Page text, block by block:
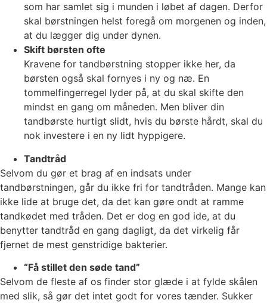
som har samlet sig i munden i løbet af dagen. Derfor
skal børstningen helst foregå om morgenen og inden,
at du lægger dig under dynen.
Skift børsten ofte
Kravene for tandbørstning stopper ikke her, da
børsten også skal fornyes i ny og næ. En
tommelfingerregel lyder på, at du skal skifte den
mindst en gang om måneden. Men bliver din
tandbørste hurtigt slidt, hvis du børste hårdt, skal du
nok investere i en ny lidt hyppigere.
Tandtråd
Selvom du gør et brag af en indsats under
tandbørstningen, går du ikke fri for tandtråden. Mange kan
ikke lide at bruge det, da det kan gøre ondt at ramme
tandkødet med tråden. Det er dog en god ide, at du
benytter tandtråd en gang dagligt, da det virkelig får
fjernet de mest genstridige bakterier.
“Få stillet den søde tand”
Selvom de fleste af os finder stor glæde i at fylde skålen
med slik, så gør det intet godt for vores tænder. Sukker